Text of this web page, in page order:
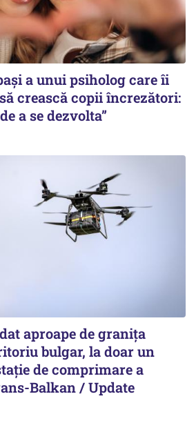
a unui psiholog care îi
crească copii încrezători:
a se dezvolta”
aproape de granița
bulgar, la doar un
de comprimare a
Balkan / Update